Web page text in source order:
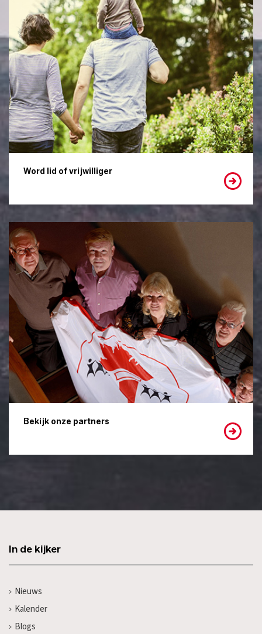
Word lid of vrijwilliger
Bekijk onze partners
In de kijker
Nieuws
Kalender
Blogs